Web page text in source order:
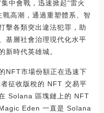
中會戰，迅速掀起“雷火
戰高潮，通過重塑體系、智
擊各類突出違法犯罪，助
基層社會治理現代化水平
新時代英雄城。
NFT市場份額正在迅速下
征收版稅的 NFT 交易平
Solana 區塊鏈上的 NFT
Eden 一直是 Solana